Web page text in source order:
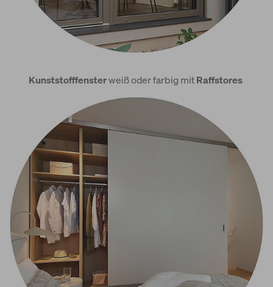
Kunststofffensterweiß oder farbig mitRaffstores